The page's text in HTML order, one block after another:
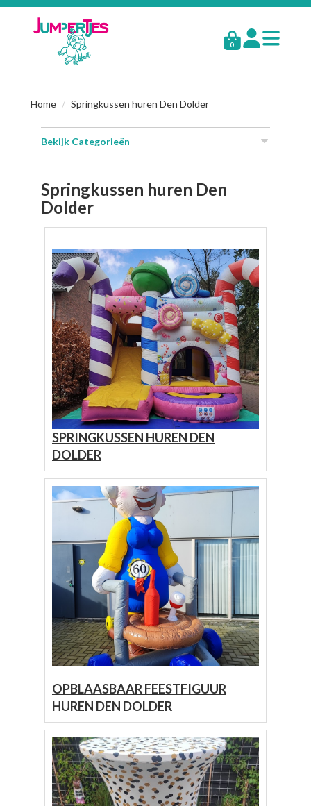
0
Home Springkussen huren Den Dolder
Bekijk Categorieën
Springkussen huren Den
Dolder
SPRINGKUSSEN HUREN DEN
DOLDER
OPBLAASBAAR FEESTFIGUUR
HUREN DEN DOLDER